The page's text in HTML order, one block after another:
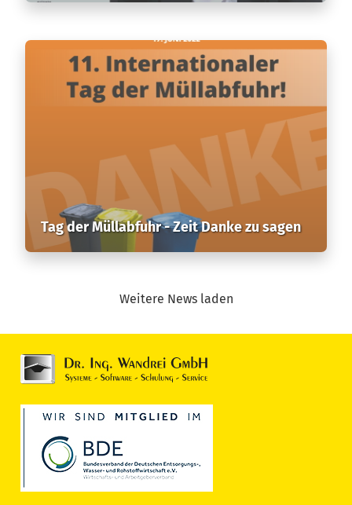
Tag der Müllabfuhr - Zeit Danke zu sagen
Weitere News laden